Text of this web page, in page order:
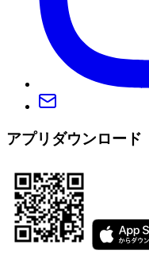
アプリダウンロード